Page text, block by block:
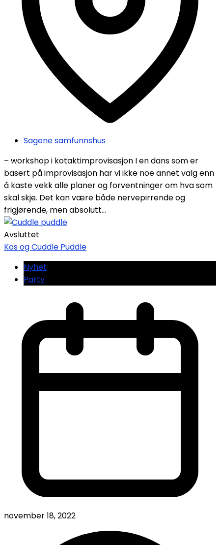
Sagene samfunnshus
– workshop i kotaktimprovisasjon I en dans som er
basert på improvisasjon har vi ikke noe annet valg enn
å kaste vekk alle planer og forventninger om hva som
skal skje. Det kan være både nervepirrende og
frigjørende, men absolutt...
Avsluttet
Kos og Cuddle Puddle
Nyhet
Party
november 18, 2022